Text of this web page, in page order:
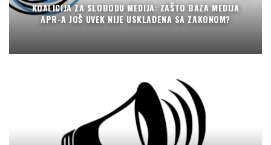
KOALICIJA ZA SLOBODU MEDIJA: ZAŠTO BAZA MEDIJA
APR-A JOŠ UVEK NIJE USKLAĐENA SA ZAKONOM?